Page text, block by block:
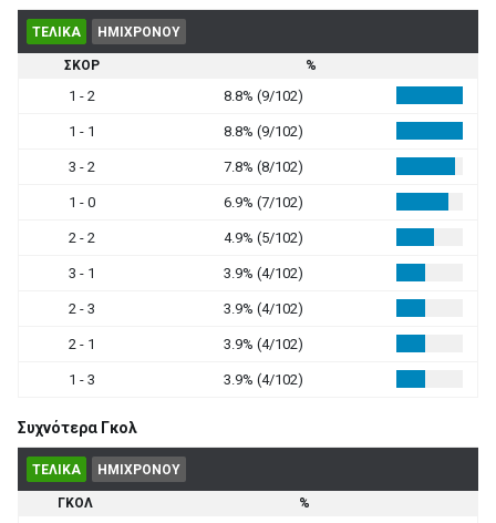
ΤΕΛΙΚΑ ΗΜΙΧΡΟΝΟΥ
ΣΚΟΡ %
1 - 2 8.8% (9/102)
1 - 1 8.8% (9/102)
3 - 2 7.8% (8/102)
1 - 0 6.9% (7/102)
2 - 2 4.9% (5/102)
3 - 1 3.9% (4/102)
2 - 3 3.9% (4/102)
2 - 1 3.9% (4/102)
1 - 3 3.9% (4/102)
Συχνότερα Γκολ
ΤΕΛΙΚΑ ΗΜΙΧΡΟΝΟΥ
ΓΚΟΛ %